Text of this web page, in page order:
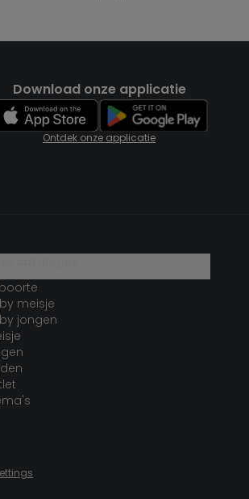
Download onze applicatie
Ontdek onze applicatie
meisje
jongen